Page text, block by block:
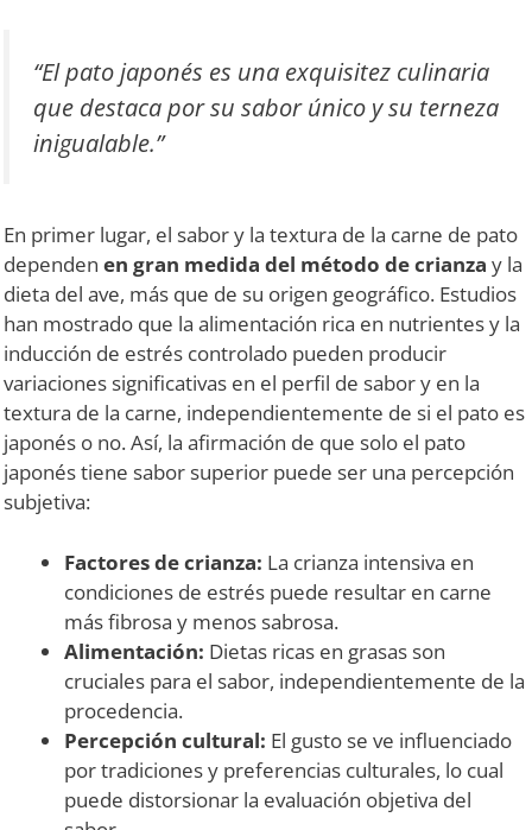
“El pato japonés es una exquisitez culinaria
que destaca por su sabor único y su terneza
inigualable.”
En primer lugar, el sabor y la textura de la carne de pato
dependen en gran medida del método de crianza y la
dieta del ave, más que de su origen geográfico. Estudios
han mostrado que la alimentación rica en nutrientes y la
inducción de estrés controlado pueden producir
variaciones significativas en el perfil de sabor y en la
textura de la carne, independientemente de si el pato es
japonés o no. Así, la afirmación de que solo el pato
japonés tiene sabor superior puede ser una percepción
subjetiva:
Factores de crianza: La crianza intensiva en
condiciones de estrés puede resultar en carne
más fibrosa y menos sabrosa.
Alimentación: Dietas ricas en grasas son
cruciales para el sabor, independientemente de la
procedencia.
Percepción cultural: El gusto se ve influenciado
por tradiciones y preferencias culturales, lo cual
puede distorsionar la evaluación objetiva del